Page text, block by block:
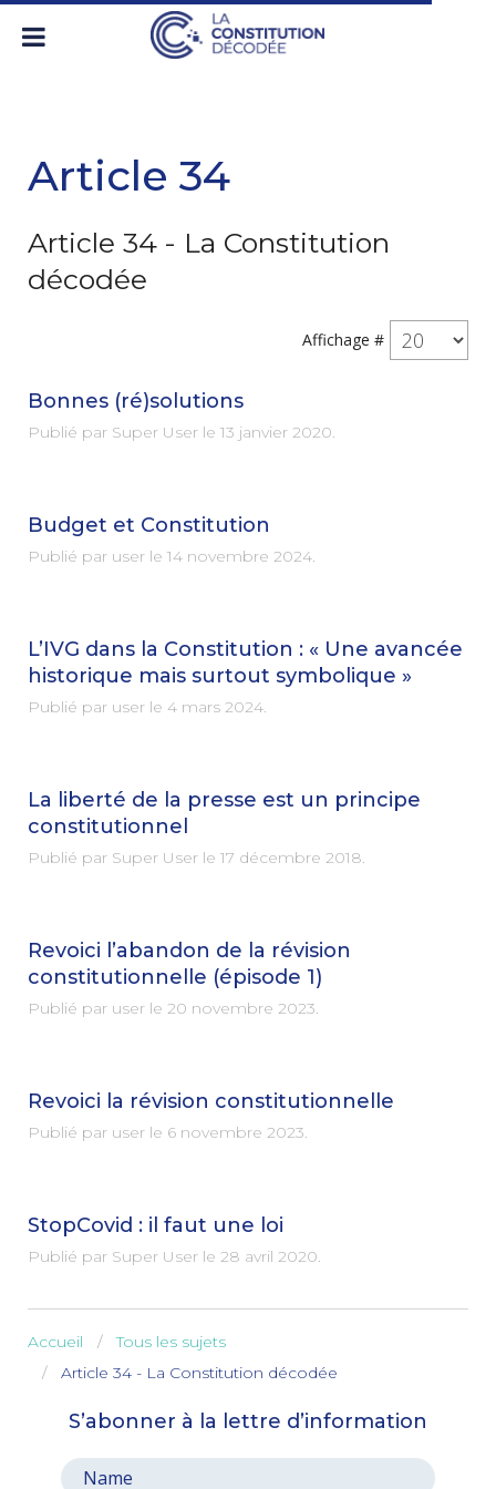
Article 34
Article 34 - La Constitution
décodée
Affichage #
Bonnes (ré)solutions
Publié par Super User le 13 janvier 2020.
Budget et Constitution
Publié par user le 14 novembre 2024.
L’IVG dans la Constitution : « Une avancée
historique mais surtout symbolique »
Publié par user le 4 mars 2024.
La liberté de la presse est un principe
constitutionnel
Publié par Super User le 17 décembre 2018.
Revoici l’abandon de la révision
constitutionnelle (épisode 1)
Publié par user le 20 novembre 2023.
Revoici la révision constitutionnelle
Publié par user le 6 novembre 2023.
StopCovid : il faut une loi
Publié par Super User le 28 avril 2020.
Accueil
Tous les sujets
Article 34 - La Constitution décodée
S’abonner à la lettre d’information